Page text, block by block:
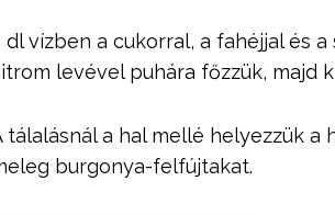
dl vízben a cukorral, a fahéjjal és
levével puhára főzzük, majd
tálalásnál a hal mellé helyezzük a
burgonya-felfújtakat.